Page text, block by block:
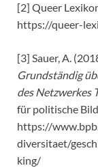
[2] Queer
https://queer-
[3] Sauer, A.
Grundständig
des Netzwerkes
für politische
https://
diversitaet/
king/